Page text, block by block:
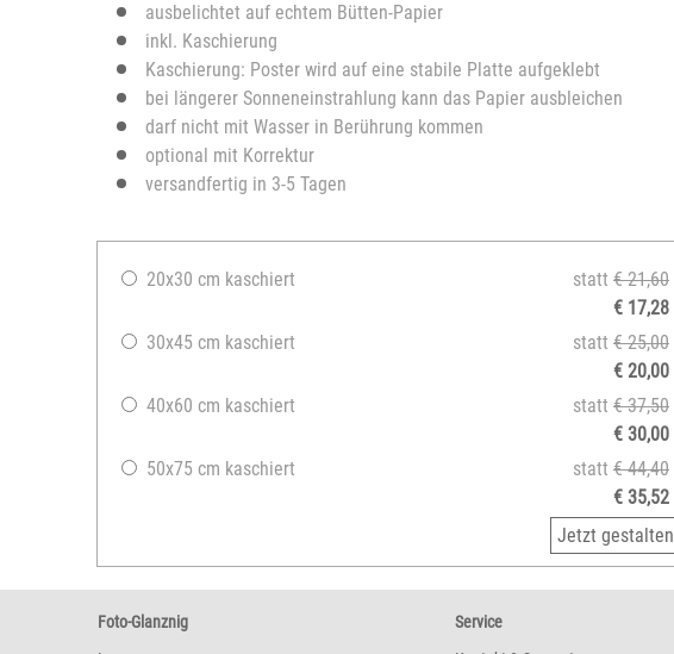
ausbelichtet auf echtem Bütten-Papier
inkl. Kaschierung
Kaschierung: Poster wird auf eine stabile Platte aufgeklebt
bei längerer Sonneneinstrahlung kann das Papier ausbleichen
darf nicht mit Wasser in Berührung kommen
optional mit Korrektur
versandfertig in 3-5 Tagen
20x30 cm kaschiert statt € 21,60
€ 17,28
30x45 cm kaschiert
statt € 25,00
€ 20,00
40x60 cm kaschiert
statt € 37,50
€ 30,00
50x75 cm kaschiert
statt € 44,40
€ 35,52
Jetzt gestalten
Foto-Glanznig
Service